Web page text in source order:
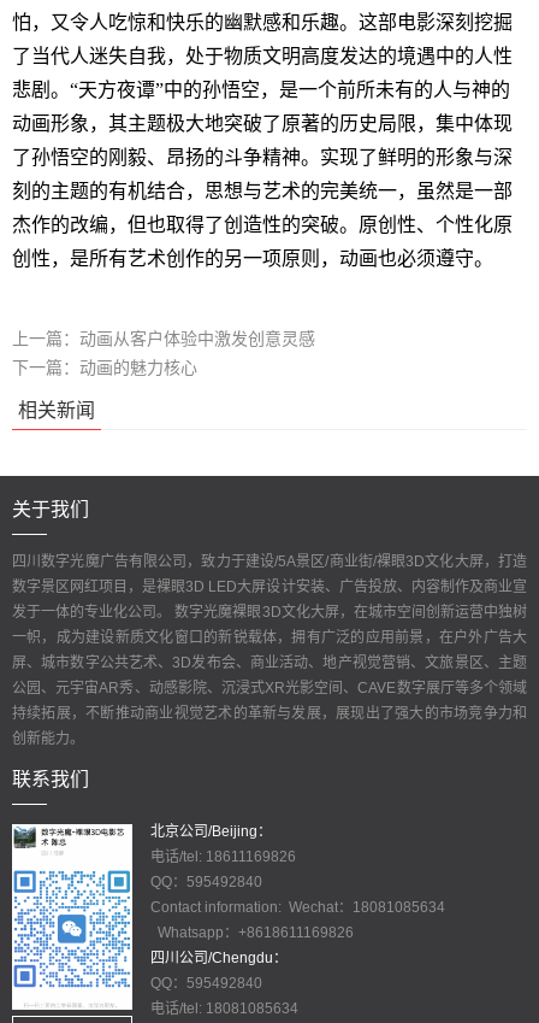
怕，又令人吃惊和快乐的幽默感和乐趣。这部电影深刻挖掘
了当代人迷失自我，处于物质文明高度发达的境遇中的人性
悲剧。“天方夜谭”中的孙悟空，是一个前所未有的人与神的
动画形象，其主题极大地突破了原著的历史局限，集中体现
了孙悟空的刚毅、昂扬的斗争精神。实现了鲜明的形象与深
刻的主题的有机结合，思想与艺术的完美统一，虽然是一部
杰作的改编，但也取得了创造性的突破。原创性、个性化原
创性，是所有艺术创作的另一项原则，动画也必须遵守。
上一篇： 动画从客户体验中激发创意灵感
下一篇： 动画的魅力核心
相关新闻
关于我们
四川数字光魔广告有限公司，致力于建设/5A景区/商业街/裸眼3D文化大屏，打造
数字景区网红项目，是裸眼3D LED大屏设计安装、广告投放、内容制作及商业宣
发于一体的专业化公司。 数字光魔裸眼3D文化大屏，在城市空间创新运营中独树
一帜，成为建设新质文化窗口的新锐载体，拥有广泛的应用前景，在户外广告大
屏、城市数字公共艺术、3D发布会、商业活动、地产视觉营销、文旅景区、主题
公园、元宇宙AR秀、动感影院、沉浸式XR光影空间、CAVE数字展厅等多个领域
持续拓展，不断推动商业视觉艺术的革新与发展，展现出了强大的市场竞争力和
创新能力。
联系我们
北京公司/Beijing：
电话/tel: 18611169826
QQ：595492840
Contact information: Wechat：18081085634
Whatsapp：+8618611169826
四川公司/Chengdu：
QQ：595492840
电话/tel: 18081085634